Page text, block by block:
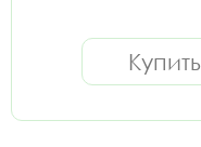
Купить